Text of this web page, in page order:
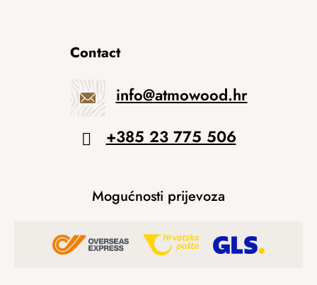
Contact
info@atmowood.hr
+385 23 775 506
Mogućnosti prijevoza